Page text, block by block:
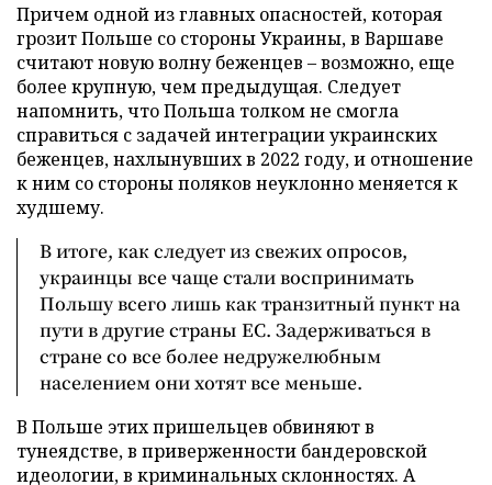
Причем одной из главных опасностей, которая
грозит Польше со стороны Украины, в Варшаве
считают новую волну беженцев – возможно, еще
более крупную, чем предыдущая. Следует
напомнить, что Польша толком не смогла
справиться с задачей интеграции украинских
беженцев, нахлынувших в 2022 году, и отношение
к ним со стороны поляков неуклонно меняется к
худшему.
В итоге, как следует из свежих опросов,
украинцы все чаще стали воспринимать
Польшу всего лишь как транзитный пункт на
пути в другие страны ЕС. Задерживаться в
стране со все более недружелюбным
населением они хотят все меньше.
В Польше этих пришельцев обвиняют в
тунеядстве, в приверженности бандеровской
идеологии, в криминальных склонностях. А